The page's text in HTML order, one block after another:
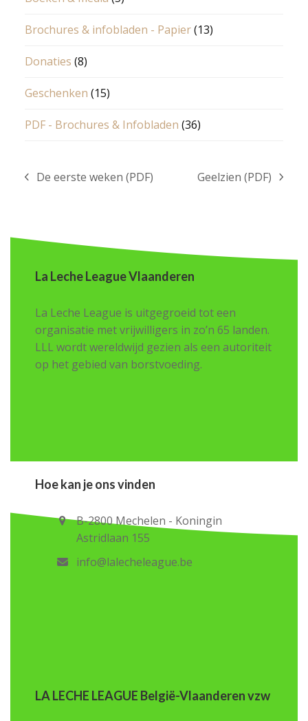
Brochures & infobladen - Papier(13)
Donaties (8)
Geschenken (15)
PDF - Brochures & Infobladen (36)
previous
De eerste weken (PDF)
next
Geelzien (PDF)
La Leche League Vlaanderen
La Leche League is uitgegroeid tot een
organisatie met vrijwilligers in zo’n 65 landen.
LLL wordt wereldwijd gezien als een autoriteit
op het gebied van borstvoeding.
Hoe kan je ons vinden
B-2800 Mechelen - Koningin
Astridlaan 155
info@lalecheleague.be
LA LECHE LEAGUE België-Vlaanderen vzw